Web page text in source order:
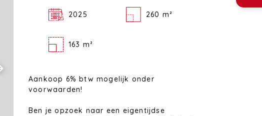
2025 260 m²
163 m²
Aankoop 6% btw mogelijk onder
voorwaarden!
Ben je opzoek naar een eigentijdse